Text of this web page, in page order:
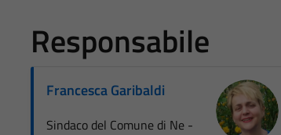
Responsabile
Francesca Garibaldi
Sindaco del Comune di Ne -